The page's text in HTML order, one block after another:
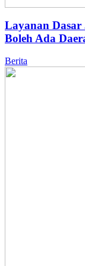
Layanan
Boleh Ada
Berita